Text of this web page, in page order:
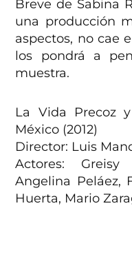
Breve de Sabina
una producción
aspectos, no cae
los pondrá a
muestra.
La Vida Precoz
México (2012)
Director: Luis
Actores:
Angelina Peláez,
Huerta, Mario